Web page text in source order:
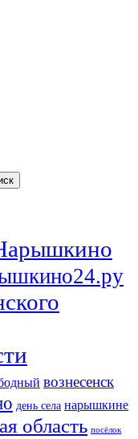
вознесенск
день села нарышкине
область посёлок